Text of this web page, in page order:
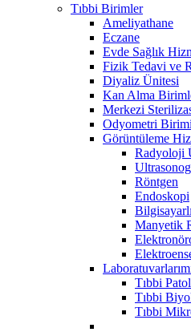
Tıbbi Birimler
Ameliyathane
Eczane
Evde Sağlık
Fizik Tedavi ve
Diyaliz Ünitesi
Kan Alma
Merkezi
Odyometri Birimi
Görüntüleme
Radyoloji
Röntgen
Endoskopi
Manyetik
Tıbbi
Tıbbi
Tıbbi